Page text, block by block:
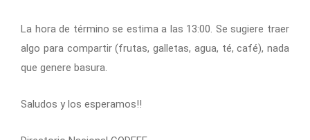
La hora de término se estima a las 13:00. Se sugiere traer
algo para compartir (frutas, galletas, agua, té, café), nada
que genere basura.
Saludos y los esperamos!!